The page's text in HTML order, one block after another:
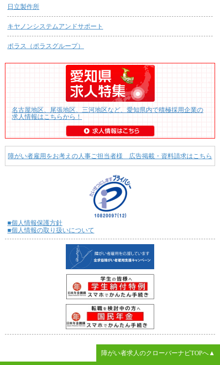
日立製作所
キヤノンシステムアンドサポート
ポラス（ポラスグループ）
名古屋地区、尾張地区、三河地区など、愛知県内で積極採用企業の
求人情報はこちらから！
障がい者雇用をお考えの人事ご担当者様 広告掲載・資料請求はこちら
■個人情報保護方針
■個人情報の取り扱いについて
障がい者求人のクローバーナビTOPへ▲